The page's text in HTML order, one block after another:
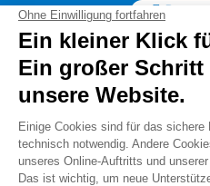
Handicap International
Tel.: 089/54 76 06 0 |
Spendenservice: Tel.:
14:00 Uhr) I